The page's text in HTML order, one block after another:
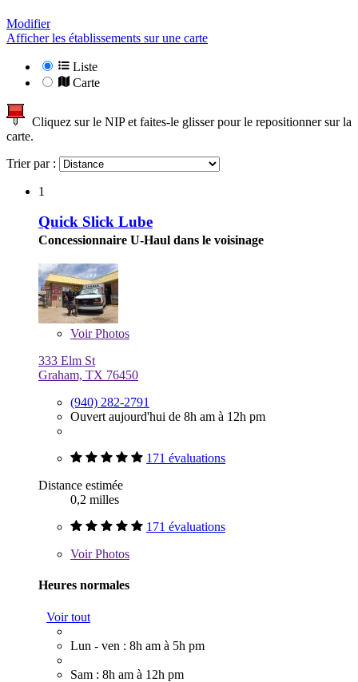
Modifier
Afficher les établissements sur une carte
Liste
Carte
Cliquez sur le NIP et faites-le glisser pour le repositionner sur la
carte.
Trier par :
1
Quick Slick Lube
Concessionnaire U-Haul dans le voisinage
VoirPhotos
333 Elm St
Graham, TX 76450
(940) 282-2791
Ouvert aujourd'hui de 8h am à 12h pm
171 évaluations
Distance estimée
0,2 milles
171 évaluations
VoirPhotos
Heures normales
Voir tout
Lun - ven : 8h am à 5h pm
Sam : 8h am à 12h pm